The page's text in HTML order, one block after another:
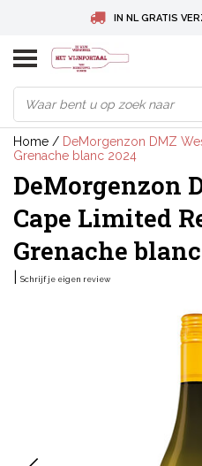
IN NL GRATIS
BELGIE GRATIS
DEUTSCHLAND
Home / DeMorgenzon DMZ
Grenache blanc 2024
DeMorgenzon
Cape Limited
Grenache
Schrijf je eigen review